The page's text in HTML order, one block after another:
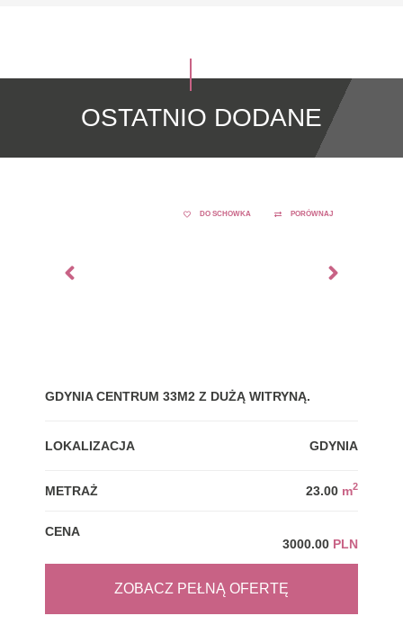
OSTATNIO DODANE
DO SCHOWKA PORÓWNAJ
GDYNIA CENTRUM 33M2 Z DUŻĄ WITRYNĄ.
LOKALIZACJA GDYNIA
METRAŻ 23.00 m2
CENA
3000.00 PLN
ZOBACZ PEŁNĄ OFERTĘ